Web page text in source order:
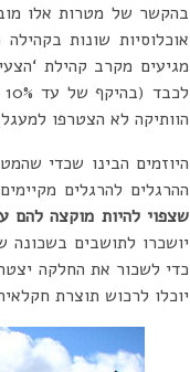
בהקשר של מטרות אלו
אוכלוסיות שונות
מגיעים מקרב קהילת
הוותיקה לא הצטרפו
היוזמים הבינו שכדי
ההרגלים להרגלים
שצפוי להיות מוקצה להם
יושכרו לתושבים בשכונה
כדי לשכור את החלקה
יוכלו לרכוש תוצרת